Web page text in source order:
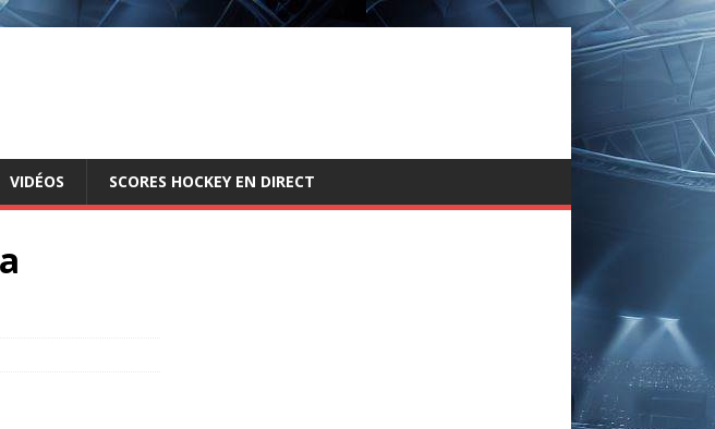
VIDÉOS SCORES HOCKEY EN DIRECT